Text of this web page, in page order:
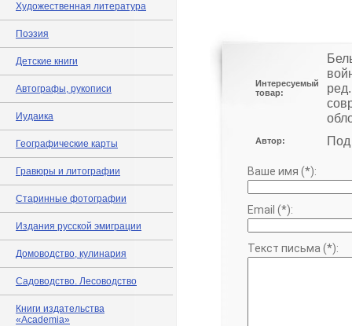
Художественная литература
Поэзия
Детские книги
Автографы, рукописи
Иудаика
Географические карты
Гравюры и литографии
Старинные фотографии
Издания русской эмиграции
Домоводство, кулинария
Садоводство. Лесоводство
Книги издательства
«Academia»
Интересуемый
товар:
Автор:
Ваше имя (*):
Email (*):
Текст письма (*):